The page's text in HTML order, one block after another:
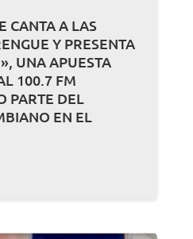
CANTA A LAS
Y PRESENTA
UNA APUESTA
100.7 FM
PARTE DEL
EN EL